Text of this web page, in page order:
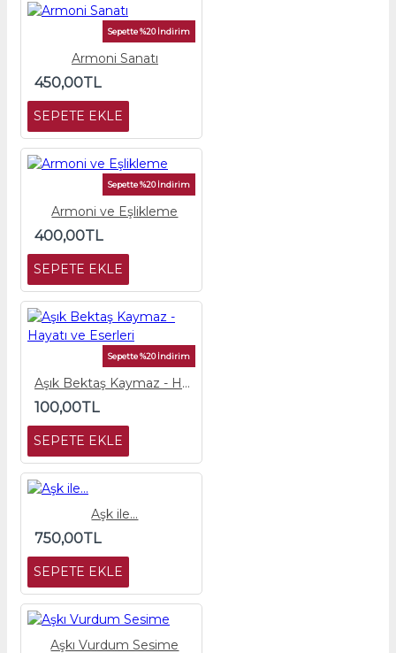
Sepette %20 İndirim
Armoni Sanatı
450,00TL
SEPETE EKLE
Sepette %20 İndirim
Armoni ve Eşlikleme
400,00TL
SEPETE EKLE
Sepette %20 İndirim
Aşık Bektaş Kaymaz - Hayatı ve Eserleri
100,00TL
SEPETE EKLE
Aşk ile...
750,00TL
SEPETE EKLE
Aşkı Vurdum Sesime